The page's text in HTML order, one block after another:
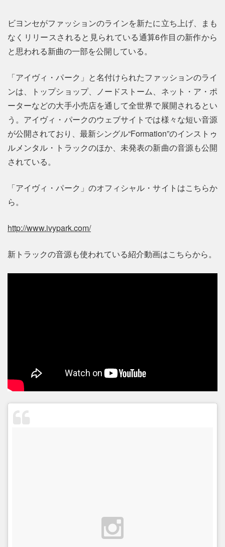
ビヨンセがファッションのラインを新たに立ち上げ、まも
なくリリースされると見られている通算6作目の新作から
と思われる新曲の一部を公開している。
「アイヴィ・パーク」と名付けられたファッションのライ
ンは、トップショップ、ノードストーム、ネット・ア・ポ
ーターなどの大手小売店を通して全世界で展開されるとい
う。アイヴィ・パークのウェブサイトでは様々な短い音源
が公開されており、最新シングル“Formation”のインストゥ
ルメンタル・トラックのほか、未発表の新曲の音源も公開
されている。
「アイヴィ・パーク」のオフィシャル・サイトはこちらか
ら。
http://www.ivypark.com/
新トラックの音源も使われている紹介動画はこちらから。